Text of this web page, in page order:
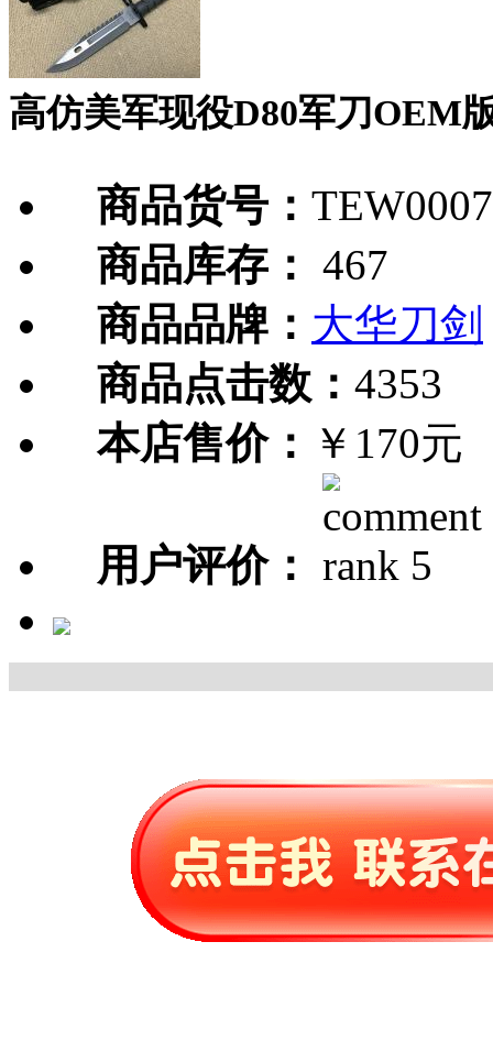
高仿美军现役D80军刀OEM
商品货号：
商品库存： 467
商品品牌： 大华刀剑
商品点击数： 4353
本店售价： ￥170元
用户评价：